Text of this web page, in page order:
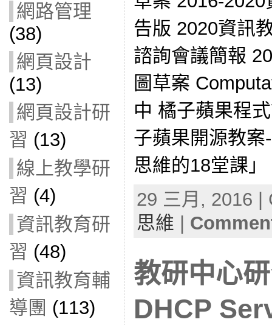
網路管理
(38)
網頁設計
(13)
網頁設計研
習 (13)
線上教學研
習 (4)
資訊教育研
習 (48)
資訊教育輔
導團 (113)
告版 2020資訊
諮詢會議簡報
圖草案
中 橘子蘋果程
子蘋果開源教
思維的18堂課」
29 三月, 2016
思維
教研中心
DHCP